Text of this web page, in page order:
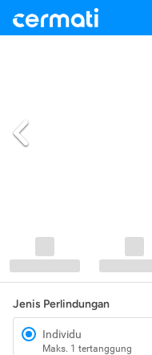
Jenis Perlindungan
Individu
Maks. 1 tertanggung